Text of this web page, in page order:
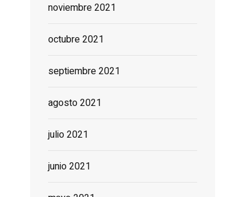
noviembre 2021
octubre 2021
septiembre 2021
agosto 2021
julio 2021
junio 2021